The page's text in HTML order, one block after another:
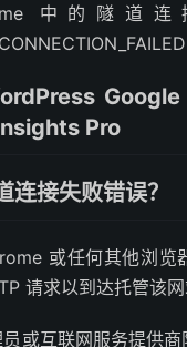
中的隧道
Pro
连接失败错误？
或任何其他浏览
请求以到达托管该网
员或互联网服务提供